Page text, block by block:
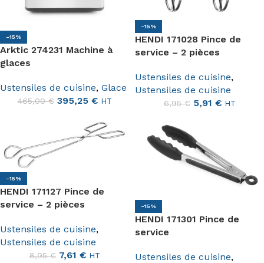
-15%
Arktic 274231 Machine à
glaces
Ustensiles de cuisine, Glace
465,00€ 395,25 € HT
-15%
HENDI 171028 Pince de
service – 2 pièces
Ustensiles de cuisine,
Ustensiles de cuisine
6,95€ 5,91 € HT
-15%
HENDI 171127 Pince de
service – 2 pièces
Ustensiles de cuisine,
Ustensiles de cuisine
8,95€ 7,61 € HT
-15%
HENDI 171301 Pince de
service
Ustensiles de cuisine,